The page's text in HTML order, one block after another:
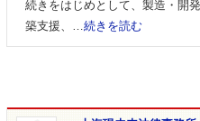
続きをはじめとして、製造・開
築支援、… 続きを読む